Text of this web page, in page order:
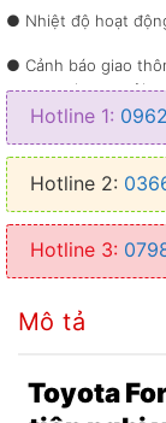
● Nhiệt độ hoạt
● Cảnh báo giao
camera phạt nguội
● Kết nối điện thoại:
● Cảm biến TPMS:
● Nhiệt độ két nước:
● Điện áp: Có
● Hiển thị dẫn
● Thông tin cuộc
Hotline 1:
Hotline 2:
Hotline 3:
Mô tả
Toyota